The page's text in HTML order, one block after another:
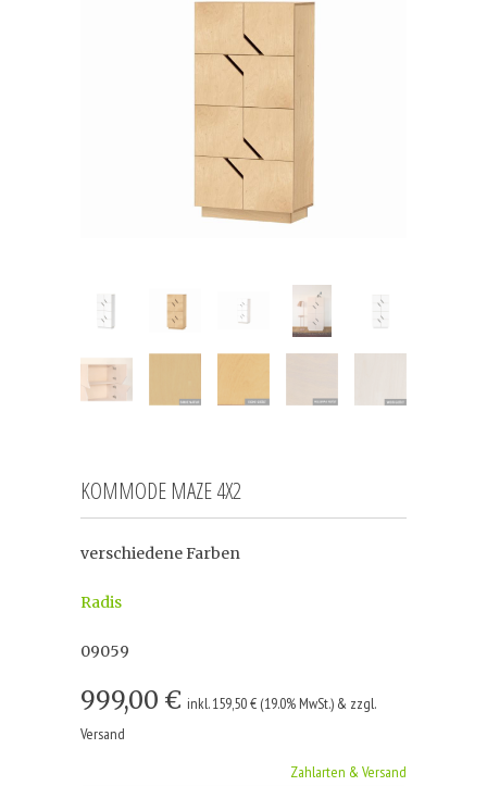
KOMMODE MAZE 4X2
verschiedene Farben
Radis
09059
999,00 € inkl. 159,50 € (19.0% MwSt.) & zzgl.
Versand
Zahlarten & Versand